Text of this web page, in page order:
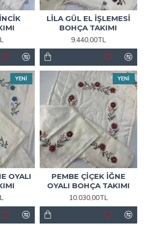
LİLA GÜL EL İŞLEMESİ
BOHÇA TAKIMI
9.440,00TL
YENİ
OYALI
YENİ
PEMBE ÇİÇEK İĞNE
OYALI BOHÇA TAKIMI
10.030,00TL